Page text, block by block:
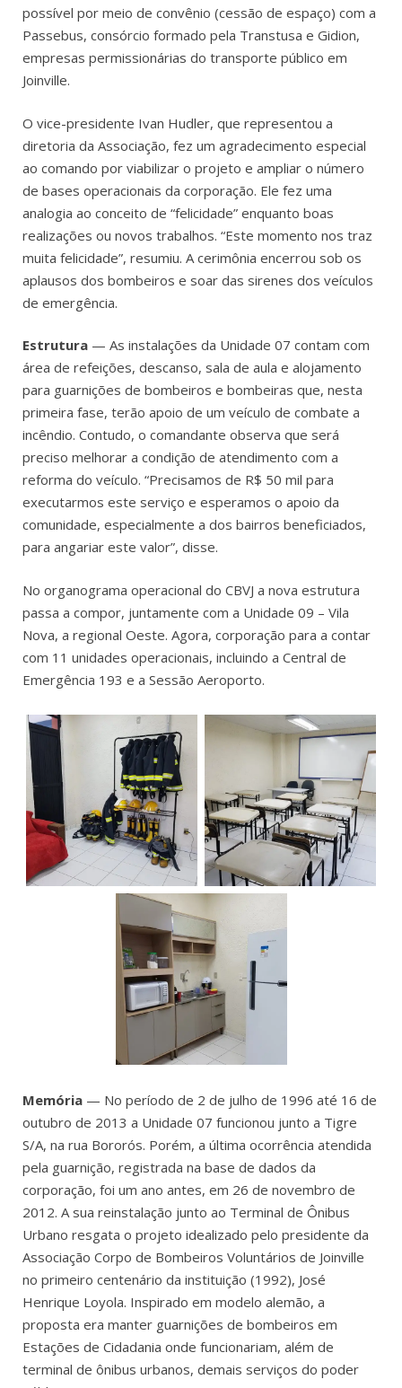
possível por meio de convênio (cessão de espaço) com a
Passebus, consórcio formado pela Transtusa e Gidion,
empresas permissionárias do transporte público em
Joinville.
O vice-presidente Ivan Hudler, que representou a
diretoria da Associação, fez um agradecimento especial
ao comando por viabilizar o projeto e ampliar o número
de bases operacionais da corporação. Ele fez uma
analogia ao conceito de “felicidade” enquanto boas
realizações ou novos trabalhos. “Este momento nos traz
muita felicidade”, resumiu. A cerimônia encerrou sob os
aplausos dos bombeiros e soar das sirenes dos veículos
de emergência.
Estrutura — As instalações da Unidade 07 contam com
área de refeições, descanso, sala de aula e alojamento
para guarnições de bombeiros e bombeiras que, nesta
primeira fase, terão apoio de um veículo de combate a
incêndio. Contudo, o comandante observa que será
preciso melhorar a condição de atendimento com a
reforma do veículo. “Precisamos de R$ 50 mil para
executarmos este serviço e esperamos o apoio da
comunidade, especialmente a dos bairros beneficiados,
para angariar este valor”, disse.
No organograma operacional do CBVJ a nova estrutura
passa a compor, juntamente com a Unidade 09 – Vila
Nova, a regional Oeste. Agora, corporação para a contar
com 11 unidades operacionais, incluindo a Central de
Emergência 193 e a Sessão Aeroporto.
Memória — No período de 2 de julho de 1996 até 16 de
outubro de 2013 a Unidade 07 funcionou junto a Tigre
S/A, na rua Bororós. Porém, a última ocorrência atendida
pela guarnição, registrada na base de dados da
corporação, foi um ano antes, em 26 de novembro de
2012. A sua reinstalação junto ao Terminal de Ônibus
Urbano resgata o projeto idealizado pelo presidente da
Associação Corpo de Bombeiros Voluntários de Joinville
no primeiro centenário da instituição (1992), José
Henrique Loyola. Inspirado em modelo alemão, a
proposta era manter guarnições de bombeiros em
Estações de Cidadania onde funcionariam, além de
terminal de ônibus urbanos, demais serviços do poder